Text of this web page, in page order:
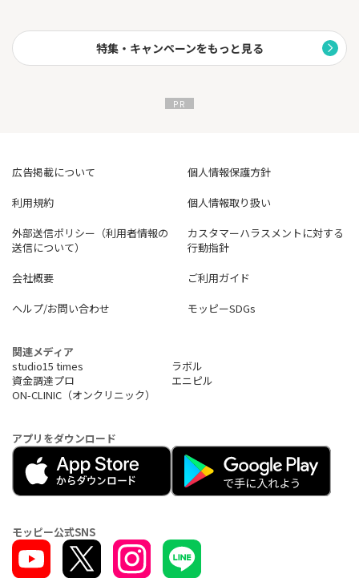
特集・キャンペーンをもっと見る
広告掲載について
個人情報保護方針
利用規約
個人情報取り扱い
外部送信ポリシー（利用者情報の
送信について）
カスタマーハラスメントに対する
行動指針
会社概要
ご利用ガイド
ヘルプ/お問い合わせ
モッピーSDGs
関連メディア
studio15 times
ラボル
資金調達プロ
エニピル
ON-CLINIC（オンクリニック）
アプリをダウンロード
モッピー公式SNS